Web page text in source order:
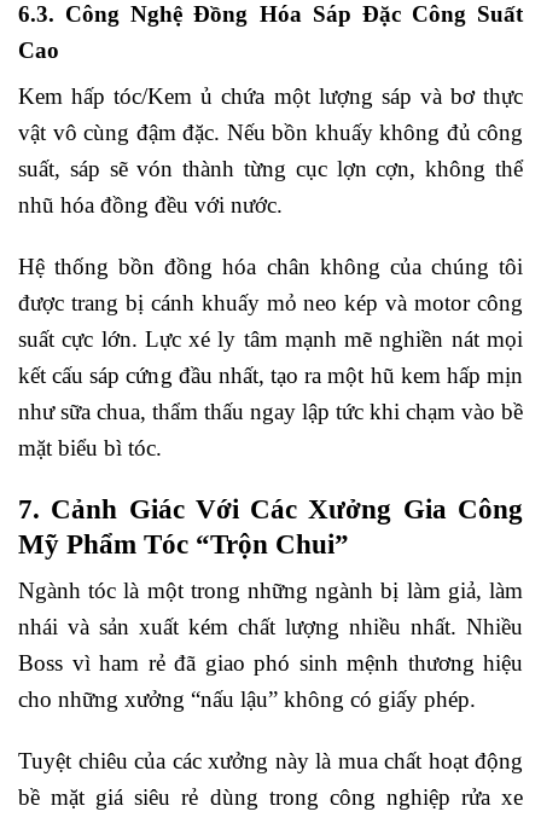
6.3. Công Nghệ Đồng Hóa Sáp Đặc Công Suất
Cao
Kem hấp tóc/Kem ủ chứa một lượng sáp và bơ thực
vật vô cùng đậm đặc. Nếu bồn khuấy không đủ công
suất, sáp sẽ vón thành từng cục lợn cợn, không thể
nhũ hóa đồng đều với nước.
Hệ thống bồn đồng hóa chân không của chúng tôi
được trang bị cánh khuấy mỏ neo kép và motor công
suất cực lớn. Lực xé ly tâm mạnh mẽ nghiền nát mọi
kết cấu sáp cứng đầu nhất, tạo ra một hũ kem hấp mịn
như sữa chua, thẩm thấu ngay lập tức khi chạm vào bề
mặt biểu bì tóc.
7. Cảnh Giác Với Các Xưởng Gia Công
Mỹ Phẩm Tóc “Trộn Chui”
Ngành tóc là một trong những ngành bị làm giả, làm
nhái và sản xuất kém chất lượng nhiều nhất. Nhiều
Boss vì ham rẻ đã giao phó sinh mệnh thương hiệu
cho những xưởng “nấu lậu” không có giấy phép.
Tuyệt chiêu của các xưởng này là mua chất hoạt động
bề mặt giá siêu rẻ dùng trong công nghiệp rửa xe